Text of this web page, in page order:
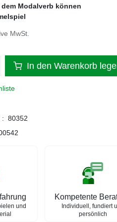
Modalverb können
MwSt.
In den Warenkorb
: 80352
und
Kompetente
Individuell, fundiert
persönlich